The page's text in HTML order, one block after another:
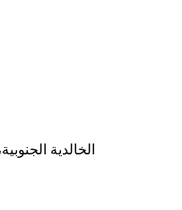
3115، الخالدية الجنوبية، الدمام